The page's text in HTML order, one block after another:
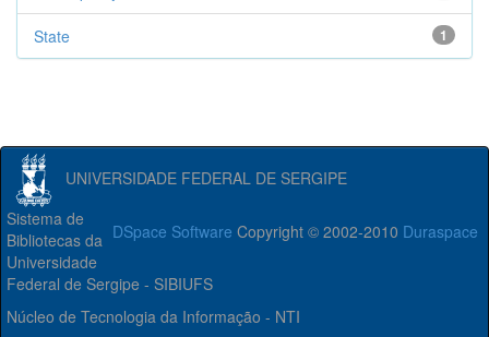
1
State
UNIVERSIDADE FEDERAL DE SERGIPE
DSpace Software Copyright © 2002-2010 Duraspace
Sistema de
Bibliotecas da
Universidade
Federal de Sergipe - SIBIUFS
Núcleo de Tecnologia da Informação - NTI